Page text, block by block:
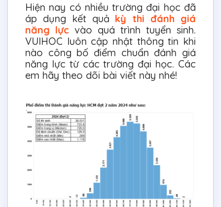
Hiện nay có nhiều trường đại học đã
áp dụng kết quả kỳ thi đánh giá
năng lực vào quá trình tuyển sinh.
VUIHOC luôn cập nhật thông tin khi
nào công bố điểm chuẩn đánh giá
năng lực từ các trường đại học. Các
em hãy theo dõi bài viết này nhé!